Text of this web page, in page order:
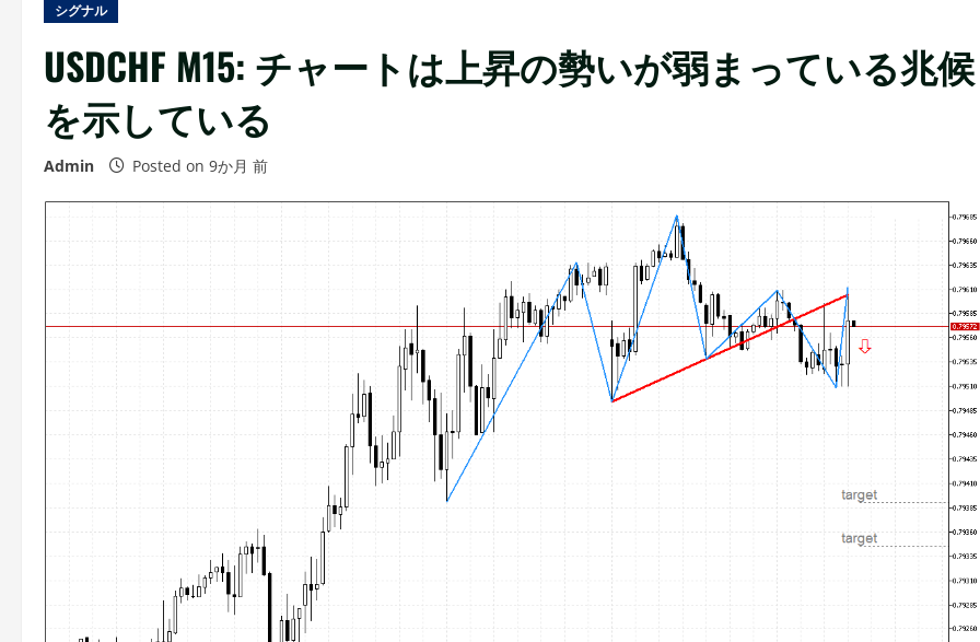
シグナル
USDCHF M15: チャートは上昇の勢いが弱まっている兆候
を示している
Admin Posted on 9か月 前